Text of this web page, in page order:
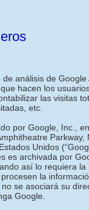
análisis de Google
hacen los
las visitas
etc.
por Google, Inc.,
Parkway,
Unidos
es archivada por
así lo requiera la
la
se asociará su
Google.